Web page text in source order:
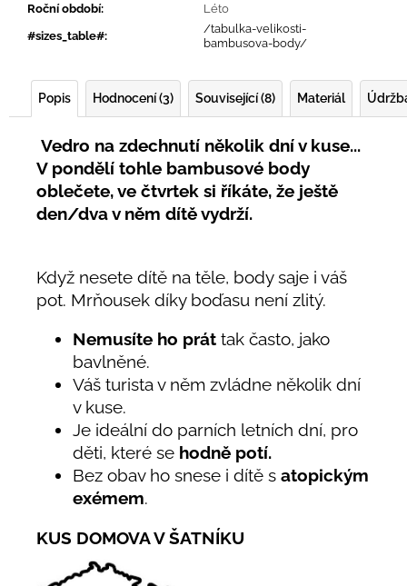
Roční období:
Léto
#sizes_table#:
/tabulka-velikosti-
bambusova-body/
Popis Hodnocení (3) Související (8) Materiál
Vedro na zdechnutí několik dní v kuse...
V pondělí tohle bambusové body
oblečete, ve čtvrtek si říkáte, že ještě
den/dva v něm dítě vydrží.
Když nesete dítě na těle, body saje i váš
pot. Mrňousek díky boďasu není zlitý.
Nemusíte ho prát tak často, jako
bavlněné.
Váš turista v něm zvládne několik dní
v kuse.
Je ideální do parních letních dní, pro
děti, které se hodně potí.
Bez obav ho snese i dítě s atopickým
exémem.
KUS DOMOVA V ŠATNÍKU